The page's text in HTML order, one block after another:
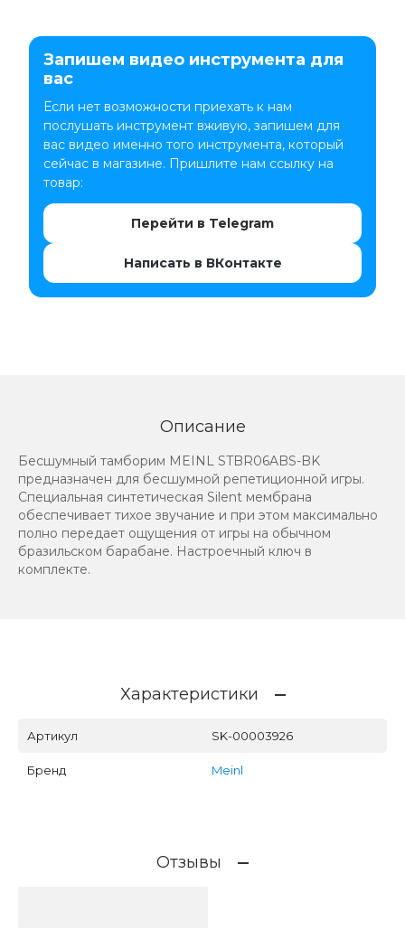
Запишем видео инструмента для
вас
Если нет возможности приехать к нам
послушать инструмент вживую, запишем для
вас видео именно того инструмента, который
сейчас в магазине. Пришлите нам ссылку на
товар:
Перейти в Telegram
Написать в ВКонтакте
Описание
Бесшумный тамборим MEINL STBR06ABS-BK
предназначен для бесшумной репетиционной игры.
Специальная синтетическая Silent мембрана
обеспечивает тихое звучание и при этом максимально
полно передает ощущения от игры на обычном
бразильском барабане. Настроечный ключ в
комплекте.
Характеристики
Артикул SK-00003926
Бренд Meinl
Отзывы